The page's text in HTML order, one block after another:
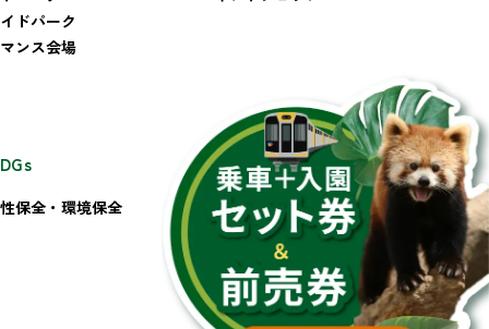
ドパーク
ンス会場
保全・環境保全
その他
お問い合わせ
会社概要
プライバシーポリシー